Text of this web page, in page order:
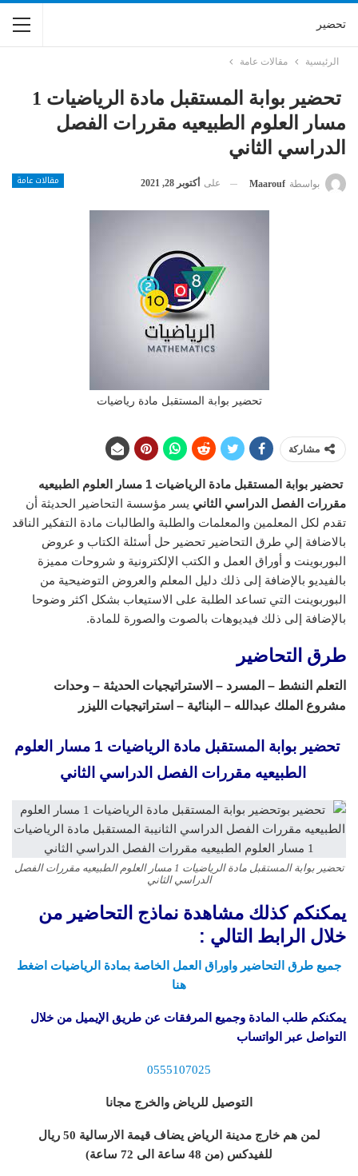
تحضير
الرئيسية مقالات عامة
تحضير بوابة المستقبل مادة الرياضيات 1
مسار العلوم الطبيعيه مقررات الفصل
الدراسي الثاني
مقالات عامة بواسطة Maarouf على أكتوبر 28, 2021
تحضير بوابة المستقبل مادة رياضيات
مشاركة
تحضير بوابة المستقبل مادة الرياضيات 1 مسار العلوم الطبيعيه
مقررات الفصل الدراسي الثاني يسر مؤسسة التحاضير الحديثة أن
تقدم لكل المعلمين والمعلمات والطلبة والطالبات مادة التفكير الناقد
بالاضافة إلي طرق التحاضير تحضير حل أسئلة الكتاب و عروض
البوربوينت و أوراق العمل و الكتب الإلكترونية و شروحات مميزة
بالفيديو بالإضافة إلى ذلك دليل المعلم والعروض التوضيحية من
البوربوينت التي تساعد الطلبة على الاستيعاب بشكل اكثر وضوحا
بالإضافة إلى ذلك فيديوهات بالصوت والصورة للمادة.
طرق التحاضير
التعلم النشط – المسرد – الاستراتيجيات الحديثة – وحدات
مشروع الملك عبدالله – البنائية – استراتيجيات الليزر
تحضير بوابة المستقبل مادة الرياضيات 1 مسار العلوم
الطبيعيه مقررات الفصل الدراسي الثاني
تحضير بوابة المستقبل مادة الرياضيات 1 مسار العلوم الطبيعيه مقررات الفصل
الدراسي الثاني
يمكنكم كذلك مشاهدة نماذج التحاضير من
خلال الرابط التالي :
جميع طرق التحاضير واوراق العمل الخاصة بمادة الرياضيات اضغط
هنا
يمكنكم طلب المادة وجميع المرفقات عن طريق الإيميل من خلال
التواصل عبر الواتساب
0555107025
التوصيل للرياض والخرج مجانا
لمن هم خارج مدينة الرياض يضاف قيمة الارسالية 50 ريال
للفيدكس (من 48 ساعة الى 72 ساعة)